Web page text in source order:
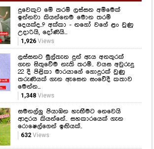
දුවෙකුට මේ තරම් ලස්සන අම්මෙක්
ඉන්නවා කියන්නෙම මොන තරම්
දෙයක්ද..? අක්කා - නගෝ වගේ ළං වුණු
උදාරියි, දෝණියි...
1,926Views
ලස්සනට මුල්තැන දුන් ඇය අනතුරක්
ගැන සිතුවේම නැති තරම්.. වයස අවුරුදු
22 දී පිළිකා මාරයාගේ ගොදුරක් වුණු
තරුණියක් ගැන ඇසෙන සංවේදී කතාව
මෙන්න...
1,348Views
සමනල්ලු පියාඹන හැඟීමට නෙවෙයි
ආදරය කියන්නේ.. සහකාරයෙක් ගැන
රොෂෙල්ගෙන් ඉඟියක්..
632Views